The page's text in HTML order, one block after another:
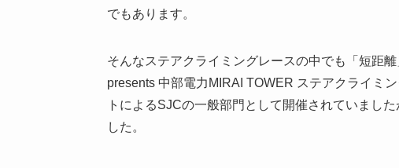
でもあります。
そんなステアクライミングレースの中でも「短距
presents 中部電力MIRAI TOWER ステアクライミ
トによるSJCの一般部門として開催されていまし
した。